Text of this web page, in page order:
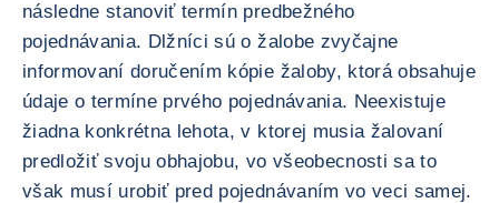
následne stanoviť termín predbežného
pojednávania. Dlžníci sú o žalobe zvyčajne
informovaní doručením kópie žaloby, ktorá obsahuje
údaje o termíne prvého pojednávania. Neexistuje
žiadna konkrétna lehota, v ktorej musia žalovaní
predložiť svoju obhajobu, vo všeobecnosti sa to
však musí urobiť pred pojednávaním vo veci samej.